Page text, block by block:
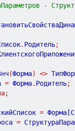
-
. Родитель;
(Форма) <>
= Форма. Родитель;
;
=
=